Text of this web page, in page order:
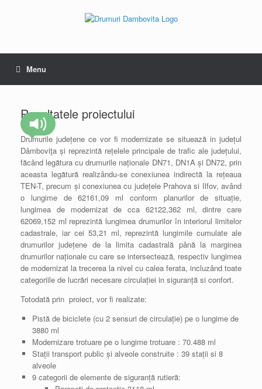
Menu
Rezultatele proiectului
Drumurile județene ce vor fi modernizate se situează in județul
Dâmboviţa și reprezintă rețelele principale de trafic ale județului,
făcând legătura cu drumurile naționale DN71, DN1A și DN72, prin
aceasta legătură realizându-se conexiunea indirectă la rețeaua
TEN-T, precum și conexiunea cu județele Prahova si Ilfov, având
o lungime de 62161,09 ml conform planurilor de situație,
lungimea de modernizat de cca 62122,362 ml, dintre care
62069,152 ml reprezintă lungimea drumurilor în interiorul limitelor
cadastrale, iar cei 53,21 ml, reprezintă lungimile cumulate ale
drumurilor județene de la limita cadastrală până la marginea
drumurilor naționale cu care se intersectează, respectiv lungimea
de modernizat la trecerea la nivel cu calea ferata, incluzând toate
categoriile de lucrări necesare circulației in siguranță si confort.
Totodată prin proiect, vor fi realizate:
Pistă de biciclete (cu 2 sensuri de circulație) pe o lungime de
3880 ml
Modernizare trotuare pe o lungime trotuare : 70.488 ml
Stații transport public și alveole construite : 39 stații si 8
alveole
9 categorii de elemente de siguranță rutieră: